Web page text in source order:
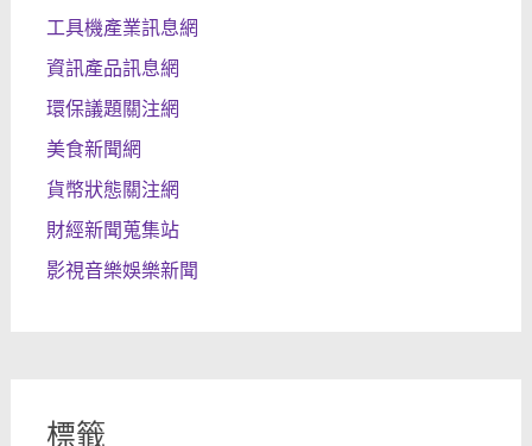
工具機產業訊息網
資訊產品訊息網
環保議題關注網
美食新聞網
貨幣狀態關注網
財經新聞蒐集站
影視音樂娛樂新聞
標籤